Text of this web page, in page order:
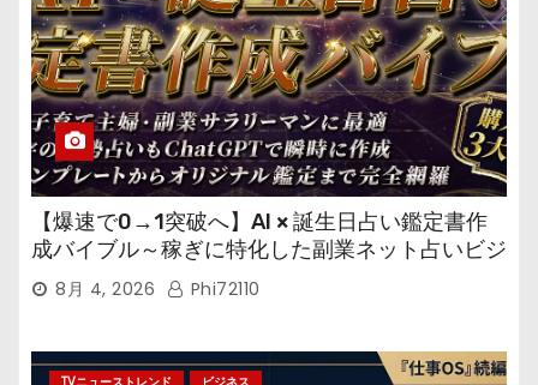
【爆速で0→1突破へ】AI × 誕生日占い鑑定書作
成バイブル～稼ぎに特化した副業ネット占いビジ
ネス8月 4, 2026 Phi72110